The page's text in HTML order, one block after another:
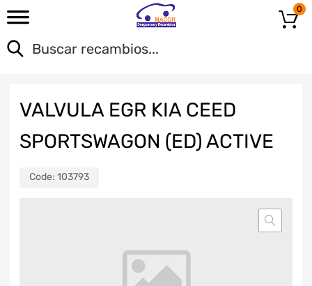
0
VALVULA EGR KIA CEED
SPORTSWAGON (ED) ACTIVE
Code: 103793